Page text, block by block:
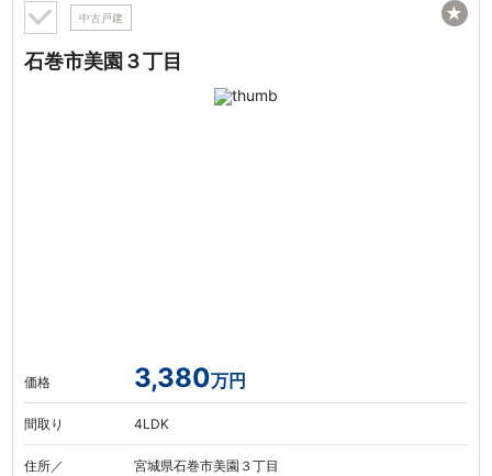
中古戸建
石巻市美園３丁目
価格 3,380万円
間取り 4LDK
住所／
宮城県石巻市美園３丁目
★